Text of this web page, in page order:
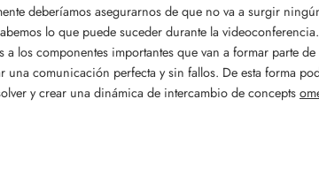
deberíamos asegurarnos de que no va a surgir
lo que puede suceder durante la
los componentes importantes que van a formar parte
comunicación perfecta y sin fallos. De esta forma
y crear una dinámica de intercambio de concepts